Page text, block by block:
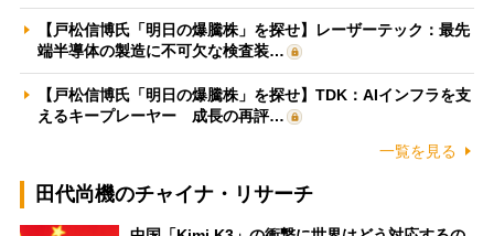
【戸松信博氏「明日の爆騰株」を探せ】レーザーテック：最先
端半導体の製造に不可欠な検査装…
【戸松信博氏「明日の爆騰株」を探せ】TDK：AIインフラを支
えるキープレーヤー 成長の再評…
一覧を見る
田代尚機のチャイナ・リサーチ